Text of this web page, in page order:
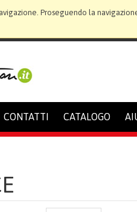
Proseguendo la
CONTATTI CATALOGO